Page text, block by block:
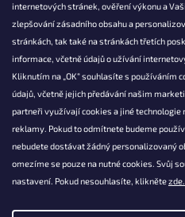
internetových stránek, ověření výkonu a
zlepšování zásadního obsahu a
stránkách, tak také na stránkách třetích
informace, včetně údajů o užívání
Kliknutím na „OK“ souhlasíte s používáním
údajů, včetně jejich předávání našim
partneři využívají cookies a jiné
reklamy. Pokud to odmítnete budeme
nebudete dostávat žádný personalizovaný
omezíme se pouze na nutné cookies. Svůj
nastavení. Pokud nesouhlasíte, kliknětezde.
KONTAKT
info@falanzo.cz
Falanzo.cz
FalanzoCZ